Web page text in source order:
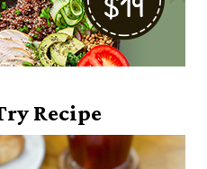
Recipe